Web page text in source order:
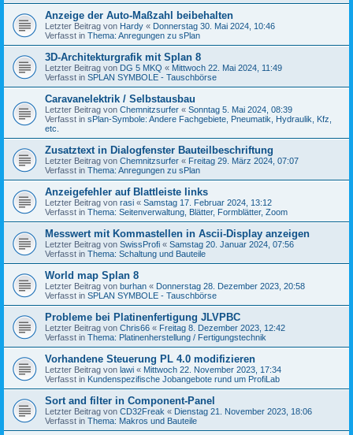
Anzeige der Auto-Maßzahl beibehalten
Letzter Beitrag von Hardy « Donnerstag 30. Mai 2024, 10:46
Verfasst in Thema: Anregungen zu sPlan
3D-Architekturgrafik mit Splan 8
Letzter Beitrag von DG 5 MKQ « Mittwoch 22. Mai 2024, 11:49
Verfasst in SPLAN SYMBOLE - Tauschbörse
Caravanelektrik / Selbstausbau
Letzter Beitrag von Chemnitzsurfer « Sonntag 5. Mai 2024, 08:39
Verfasst in sPlan-Symbole: Andere Fachgebiete, Pneumatik, Hydraulik, Kfz,
etc.
Zusatztext in Dialogfenster Bauteilbeschriftung
Letzter Beitrag von Chemnitzsurfer « Freitag 29. März 2024, 07:07
Verfasst in Thema: Anregungen zu sPlan
Anzeigefehler auf Blattleiste links
Letzter Beitrag von rasi « Samstag 17. Februar 2024, 13:12
Verfasst in Thema: Seitenverwaltung, Blätter, Formblätter, Zoom
Messwert mit Kommastellen in Ascii-Display anzeigen
Letzter Beitrag von SwissProfi « Samstag 20. Januar 2024, 07:56
Verfasst in Thema: Schaltung und Bauteile
World map Splan 8
Letzter Beitrag von burhan « Donnerstag 28. Dezember 2023, 20:58
Verfasst in SPLAN SYMBOLE - Tauschbörse
Probleme bei Platinenfertigung JLVPBC
Letzter Beitrag von Chris66 « Freitag 8. Dezember 2023, 12:42
Verfasst in Thema: Platinenherstellung / Fertigungstechnik
Vorhandene Steuerung PL 4.0 modifizieren
Letzter Beitrag von lawi « Mittwoch 22. November 2023, 17:34
Verfasst in Kundenspezifische Jobangebote rund um ProfiLab
Sort and filter in Component-Panel
Letzter Beitrag von CD32Freak « Dienstag 21. November 2023, 18:06
Verfasst in Thema: Makros und Bauteile